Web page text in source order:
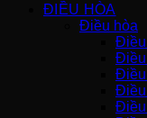
ĐIỀU HÒA
Điều hòa
Điều
Điều
Điều
Điều
Điều